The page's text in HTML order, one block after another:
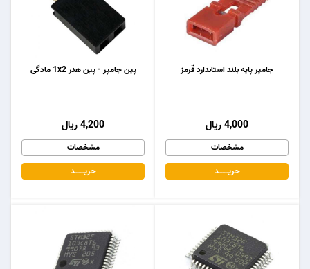
پین جامپر - پین هدر 1x2 مادگی
4,200 ریال
مشخصات
خریـــــــد
جامپر پایه بلند استاندارد قرمز
4,000 ریال
مشخصات
خریـــــــد